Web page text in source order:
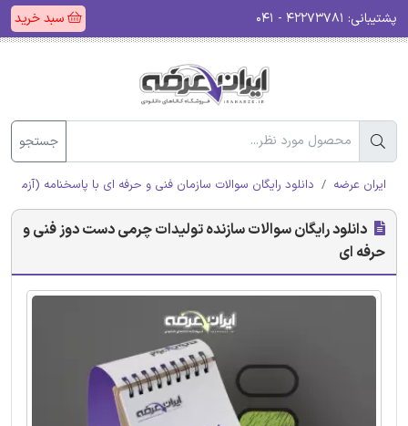
پشتیبانی: سبد خرید
جستجو
ایران عرضه دانلود رایگان سوالات سازمان فنی و حرفه ای با پاسخنامه (آزمون
دانلود رایگان سوالات سازنده تولیدات چرمی دست دوز فنی و
حرفه ای